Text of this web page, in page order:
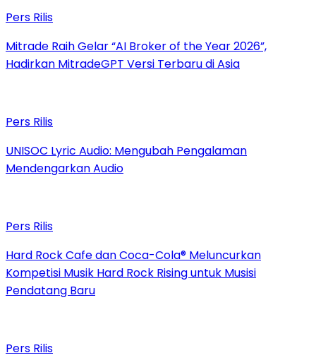
Pers Rilis
Mitrade Raih Gelar “AI Broker of the Year 2026”,
Hadirkan MitradeGPT Versi Terbaru di Asia
Pers Rilis
UNISOC Lyric Audio: Mengubah Pengalaman
Mendengarkan Audio
Pers Rilis
Hard Rock Cafe dan Coca-Cola® Meluncurkan
Kompetisi Musik Hard Rock Rising untuk Musisi
Pendatang Baru
Pers Rilis